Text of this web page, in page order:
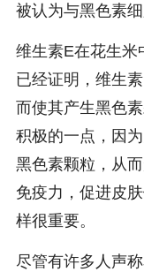
被认为与黑色素
维生素E在花生米
已经证明，维生
而使其产生黑色
积极的一点，因
黑色素颗粒，从
免疫力，促进皮
样很重要。
尽管有许多人声